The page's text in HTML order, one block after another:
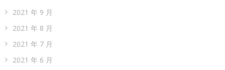
2021 年 9 月
2021 年 8 月
2021 年 7 月
2021 年 6 月